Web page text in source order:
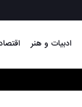
ادبیات و هنر